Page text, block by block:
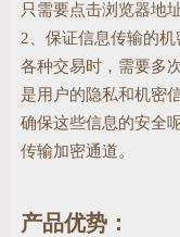
或身份证。
只需要点击浏览器地
2、保证信息传输的
各种交易时，需要多
是用户的隐私和机密
确保这些信息的安全
传输加密通道。
产品优势：